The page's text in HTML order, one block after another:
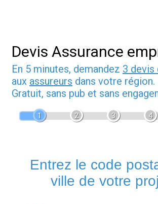
Devis Assurance
En 5 minutes, demandez 3
aux assureurs dans votre région.
Gratuit, sans pub et sans
1 2 3 4
Entrez le code
ville de votre